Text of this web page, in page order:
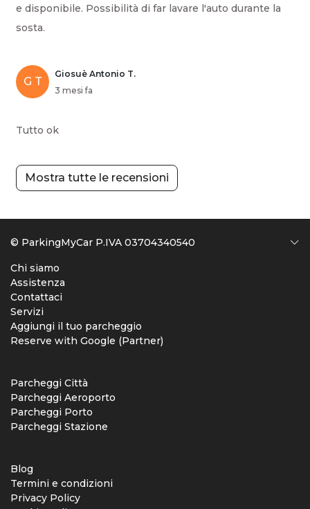
e disponibile. Possibilità di far lavare l'auto durante la
sosta.
G T
Giosuè Antonio T.
3 mesi fa
Tutto ok
Mostra tutte le recensioni
© ParkingMyCar P.IVA 03704340540
Chi siamo
Assistenza
Contattaci
Servizi
Aggiungi il tuo parcheggio
Reserve with Google (Partner)
Parcheggi Città
Parcheggi Aeroporto
Parcheggi Porto
Parcheggi Stazione
Blog
Termini e condizioni
Privacy Policy